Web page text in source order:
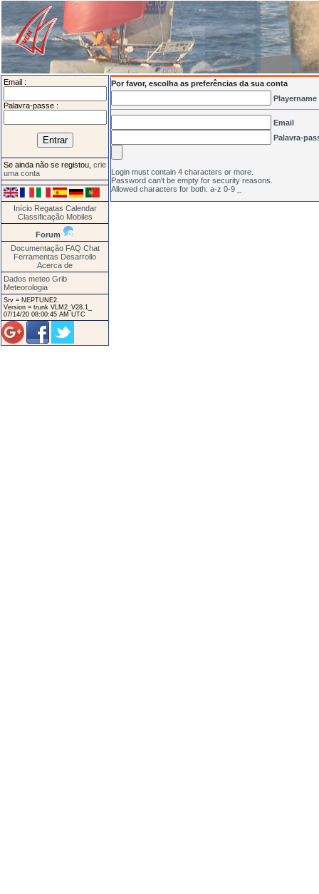
Email :
Palavra-passe :
Se ainda não se registou, crie
uma conta
Início Regatas Calendar
Classificação Mobiles
Forum
Documentação FAQ Chat
Ferramentas Desarrollo
Acerca de
Dados meteo Grib
Meteorologia
Srv = NEPTUNE2.
Version = trunk VLM2_V28.1_
07/14/20 08:00:45 AM UTC
Por favor, escolha as preferências da sua conta
Playername
Email
Palavra-
Login must contain 4 characters or more.
Password can't be empty for security reasons.
Allowed characters for both: a-z 0-9 _